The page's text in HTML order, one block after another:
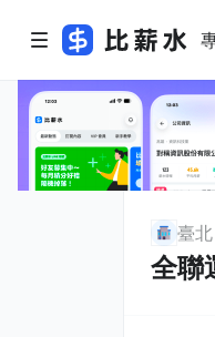
臺北
全聯